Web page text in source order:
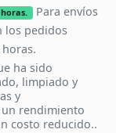
Para envíos
los pedidos
ha sido
limpiado y
y
rendimiento
costo reducido..